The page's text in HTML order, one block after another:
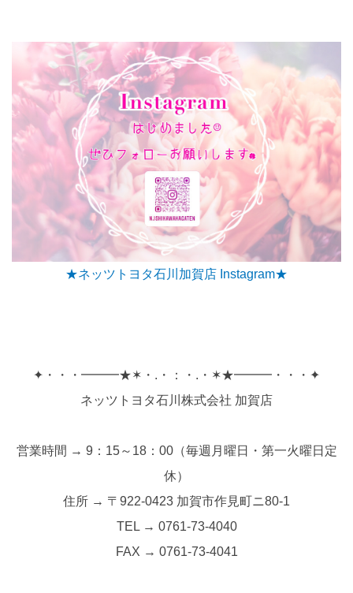
★ネッツトヨタ石川加賀店 Instagram★
✦・・・━━━★✶・.・：・.・✶★━━━・・・✦
ネッツトヨタ石川株式会社 加賀店
営業時間 → 9：15～18：00（毎週月曜日・第一火曜日定
休）
住所 → 〒922-0423 加賀市作見町ニ80-1
TEL → 0761-73-4040
FAX → 0761-73-4041